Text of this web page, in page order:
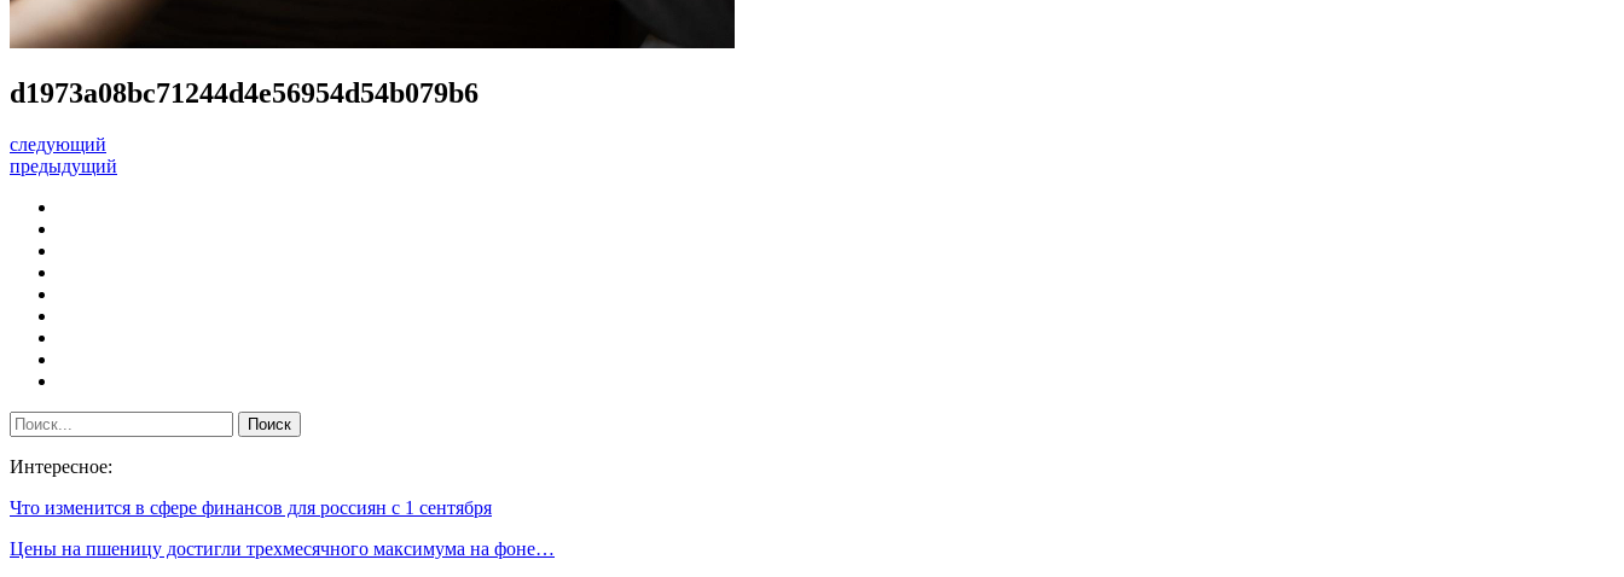
d1973a08bc71244d4e56954d54b079b6
следующий
предыдущий
Интересное:
Что изменится в сфере финансов для россиян с 1 сентября
Цены на пшеницу достигли трехмесячного максимума на фоне…